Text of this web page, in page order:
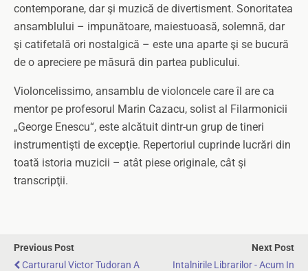
contemporane, dar şi muzică de divertisment. Sonoritatea
ansamblului – impunătoare, maiestuoasă, solemnă, dar
şi catifetală ori nostalgică – este una aparte şi se bucură
de o apreciere pe măsură din partea publicului.
Violoncelissimo, ansamblu de violoncele care îl are ca
mentor pe profesorul Marin Cazacu, solist al Filarmonicii
„George Enescu“, este alcătuit dintr-un grup de tineri
instrumentişti de excepţie. Repertoriul cuprinde lucrări din
toată istoria muzicii – atât piese originale, cât şi
transcripţii.
Previous Post
Carturarul Victor Tudoran A
Next Post
Intalnirile Librarilor - Acum In